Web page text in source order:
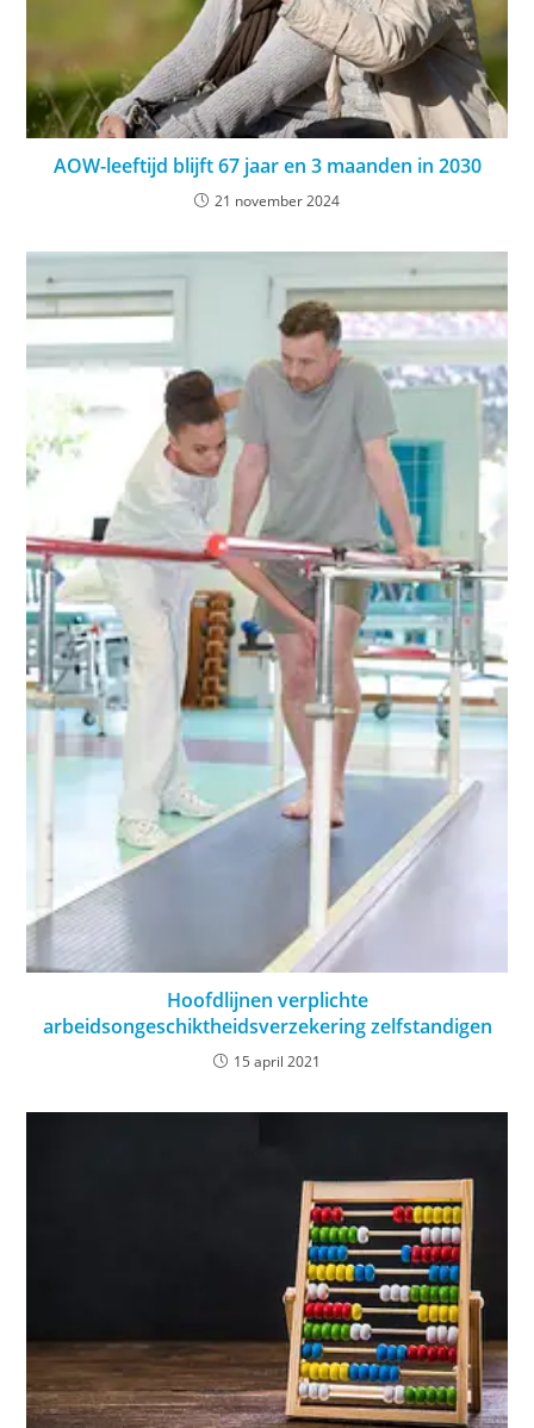
AOW-leeftijd blijft 67 jaar en 3 maanden in 2030
21 november 2024
Hoofdlijnen verplichte
arbeidsongeschiktheidsverzekering zelfstandigen
15 april 2021